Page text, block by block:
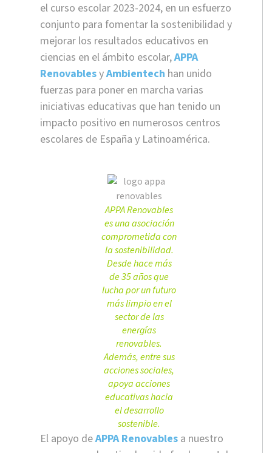
el curso escolar 2023-2024, en un esfuerzo
conjunto para fomentar la sostenibilidad y
mejorar los resultados educativos en
ciencias en el ámbito escolar,APPA
RenovablesyAmbientech han unido
fuerzas para poner en marcha varias
iniciativas educativas que han tenido un
impacto positivo en numerosos centros
escolares de España y Latinoamérica.
APPA Renovables
es una asociación
comprometida con
la sostenibilidad.
Desde hace más
de 35 años que
lucha por un futuro
más limpio en el
sector de las
energías
renovables.
Además, entre sus
acciones sociales,
apoya acciones
educativas hacia
el desarrollo
sostenible.
El apoyo deAPPA Renovables a nuestro